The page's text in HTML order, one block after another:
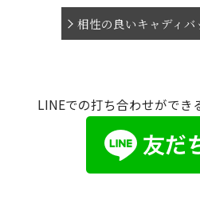
相性の良いキャディ
LINEでの打ち合わせができ